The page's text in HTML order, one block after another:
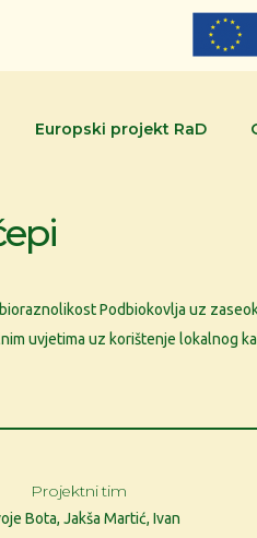
Europski projekt RaD
Podbiokovlja uz
uvjetima uz korištenje lokalnog
Projektni tim
Bota, Jakša Martić, Ivan